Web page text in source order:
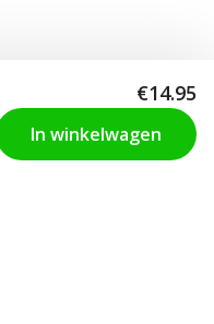
€14.95
In winkelwagen